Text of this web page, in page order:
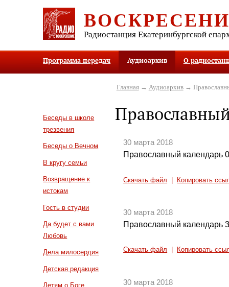
Радиостанция Екатеринбургской
Программа передач Аудиоархив О
Беседы в школе
трезвения
Беседы о Вечном
В кругу семьи
Возвращение к
истокам
Гость в студии
Да будет с вами
Любовь
Дела милосердия
Детская редакция
Детям о Боге
Главная→ Аудиоархив→
30 марта 2018
Православный календарь
Скачать файл Копировать
30 марта 2018
Православный календарь
Скачать файл Копировать
30 марта 2018